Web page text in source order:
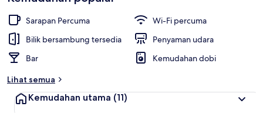
Sarapan Percuma
Wi-Fi percuma
Bilik bersambung tersedia
Penyaman udara
Bar
Kemudahan dobi
Lihat semua
Kemudahan utama (11)